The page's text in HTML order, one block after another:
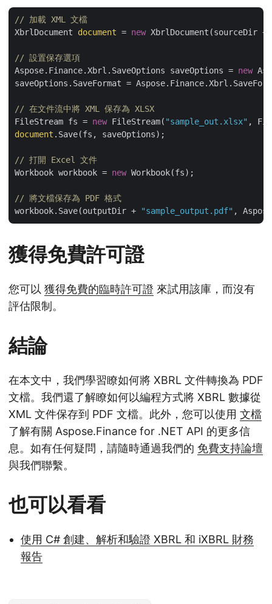
// 加載 XML 文檔
XbrlDocument document = new XbrlDocument(sourceDir +
// 設置保存選項
Aspose.Finance.Xbrl.SaveOptions saveOptions = new
saveOptions.SaveFormat =
// 在文件流中將 XML 保存為 XLSX
FileStream fs = new FileStream( "sample_out.xlsx"
document .Save(fs, saveOptions);
// 打開 Excel 文件
Workbook workbook = new Workbook(fs);
// 將文檔保存為 PDF 格式
workbook.Save(outputDir +
"sample_output.pdf"
獲得免費許可證
您可以 獲得免費的臨時許可證 來試用該庫，而沒有
評估限制。
結論
在本文中，我們學習瞭如何將 XBRL 文件轉換為 PDF
文檔。我們還了解瞭如何以編程方式將 XBRL 數據從
XML 文件保存到 PDF 文檔。此外，您可以使用 文檔
了解有關 Aspose.Finance for .NET API 的更多信
息。如有任何疑問，請隨時通過我們的 免費支持論壇
與我們聯繫。
也可以看看
使用 C# 創建、解析和驗證 XBRL 和 iXBRL 財務
報告